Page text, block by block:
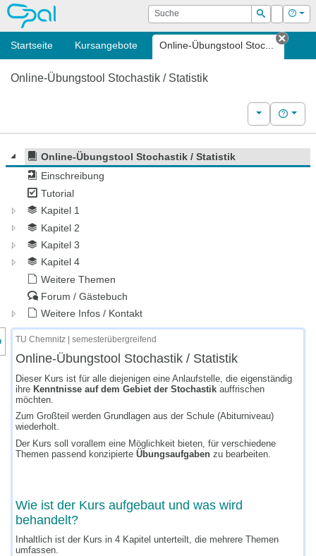
OPAL Suche
Suchen
Login Hilfe
Startseite Kursangebote Online-Übungstool Stoc...
Tab
Online-Übungstool Stochastik / Statistik
WeitereHilfe
Online-Übungstool Stochastik / Statistik
Einschreibung
Tutorial
Kapitel 1
Kapitel 2
Kapitel 3
Kapitel 4
Weitere Themen
Forum / Gästebuch
Weitere Infos / Kontakt
des Kursmenüs
TU Chemnitz | semesterübergreifend
Online-Übungstool Stochastik / Statistik
Dieser Kurs ist für alle diejenigen eine Anlaufstelle, die eigenständig
ihreKenntnisse auf dem Gebiet der Stochastik auffrischen
möchten.
Zum Großteil werden Grundlagen aus der Schule (Abiturniveau)
wiederholt.
Der Kurs soll vorallem eine Möglichkeit bieten, für verschiedene
Themen passend konzipierteÜbungsaufgaben zu bearbeiten.
Wie ist der Kurs aufgebaut und was wird
behandelt?
Inhaltlich ist der Kurs in 4 Kapitel unterteilt, die mehrere Themen
umfassen.